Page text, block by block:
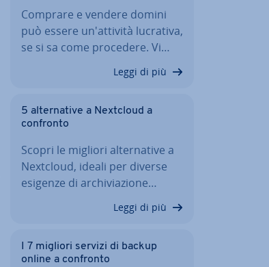
Comprare e vendere domini
può essere un'at­ti­vi­tà lucrativa,
se si sa come procedere. Vi…
Leggi di più
5 al­ter­na­ti­ve a Nextcloud a
confronto
Scopri le migliori al­ter­na­ti­ve a
Nextcloud, ideali per diverse
esigenze di ar­chi­via­zio­ne…
Leggi di più
I 7 migliori servizi di backup
online a confronto